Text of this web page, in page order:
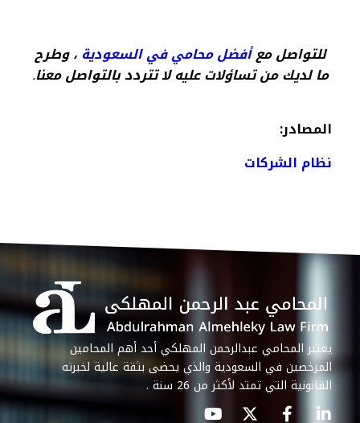
للتواصل معأفضل محامي في السعودية ، وطرح
ما لديك من تساؤلات عليه لا تتردد بالتواصل معنا.
المصادر:
نظام الشركات
يعتبر المحامي عبدالرحمن المهلكي أحد أهم المحامين
المرخصين في السعودية والذي يحضى بثقة عالية لخبرته
القانونية التي تمتد لأكثر من 26 سنة .